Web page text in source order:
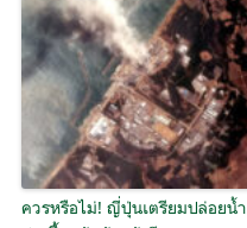
ควรหรือไม่! ญี่ปุ่นเตรียมปล่อยน้ำ